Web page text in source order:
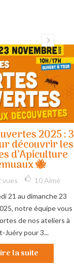
2025 : 3
découvrir les
d’Apiculture
🐝
vues 10 Aimé
21 au dimanche 23
notre équipe vous
de nos ateliers à
Juéry pour 3...
la suite